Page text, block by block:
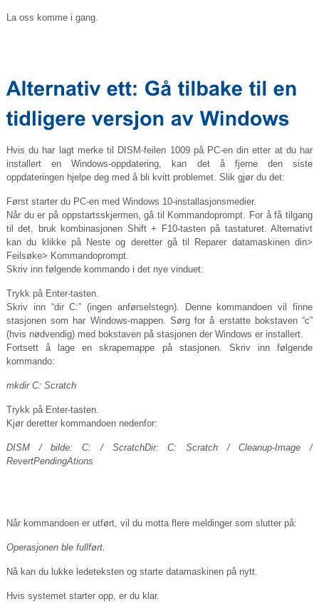
La oss komme i gang.
Hvis du har lagt merke til DISM-feilen 1009 på PC-en din etter at du har
installert en Windows-oppdatering, kan det å fjerne den siste
oppdateringen hjelpe deg med å bli kvitt problemet. Slik gjør du det:
Først starter du PC-en med Windows 10-installasjonsmedier.
Når du er på oppstartsskjermen, gå til Kommandoprompt. For å få tilgang
til det, bruk kombinasjonen Shift + F10-tasten på tastaturet. Alternativt
kan du klikke på Neste og deretter gå til Reparer datamaskinen din>
Feilsøke> Kommandoprompt.
Skriv inn følgende kommando i det nye vinduet:
Trykk på Enter-tasten.
Skriv inn “dir C:” (ingen anførselstegn). Denne kommandoen vil finne
stasjonen som har Windows-mappen. Sørg for å erstatte bokstaven “c”
(hvis nødvendig) med bokstaven på stasjonen der Windows er installert.
Fortsett å lage en skrapemappe på stasjonen. Skriv inn følgende
kommando:
mkdir C: Scratch
Trykk på Enter-tasten.
Kjør deretter kommandoen nedenfor:
DISM / bilde: C: / ScratchDir: C: Scratch / Cleanup-Image /
RevertPendingAtions
Når kommandoen er utført, vil du motta flere meldinger som slutter på:
Operasjonen ble fullført.
Nå kan du lukke ledeteksten og starte datamaskinen på nytt.
Hvis systemet starter opp, er du klar.